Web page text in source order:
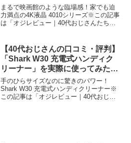
想
まるで映画館のような臨場感！家でも迫
力満点の4K液晶 4010シリーズ※この記事
は「オジレビュー｜40代おじさんたちの
が紹介したいのが「4K液晶 4010シリー
ズ」です...
【40代おじさんの口コミ・評判】
「Shark W30 充電式ハンディク
リーナー」を実際に使ってみた正
直感想
手のひらサイズなのに驚きのパワー！
Shark W30 充電式ハンディクリーナー※
この記事は「オジレビュー｜40代おじさ